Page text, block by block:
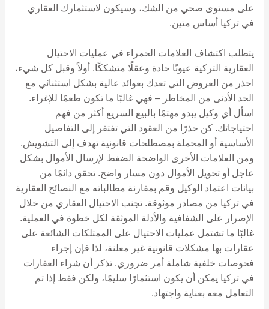
على مستوى صحي من الشك، وسيكون لاستثمارك العقاري
في تركيا أساس متين.
يتطلب اكتشاف العلامات الحمراء في عمليات الاحتيال
العقارية التركية عيونًا حادة وعقلًا متشككًا. أولاً وقبل كل شيء،
احذر من العروض التي تعدك بعوائد عالية بشكل استثنائي مع
الحد الأدنى من المخاطر – فهي غالبًا ما تكون طعمًا للإغراء.
اسأل أي وكيل يبدو مهتمًا بالبيع السريع أكثر من فهم
احتياجاتك. كن حذرًا من العقود التي تفتقر إلى التفاصيل
الأساسية أو المحملة بمصطلحات قانونية تهدف إلى التشويش.
ومن العلامات الأخرى الواضحة الضغط لإرسال الأموال بشكل
عاجل أو تحويل الأموال دون مسار واضح. تحقق دائمًا من
بيانات اعتماد الوكيل وقم بمقارنة مطالباته مع النصائح العقارية
في تركيا من مصادر موثوقة. تجنب الاحتيال العقاري من خلال
الإصرار على الشفافية والأدلة الموثقة لكل خطوة في العملية.
غالبًا ما تشتمل عمليات الاحتيال على الممتلكات الشائعة على
عقارات بها مشكلات قانونية غير معلنة، لذا فإن إجراء
فحوصات خلفية شاملة أمر ضروري. تذكر أن شراء العقارات
في تركيا يمكن أن يكون استثمارًا سليمًا، ولكن فقط إذا تم
التعامل معه بعناية واجتهاد.